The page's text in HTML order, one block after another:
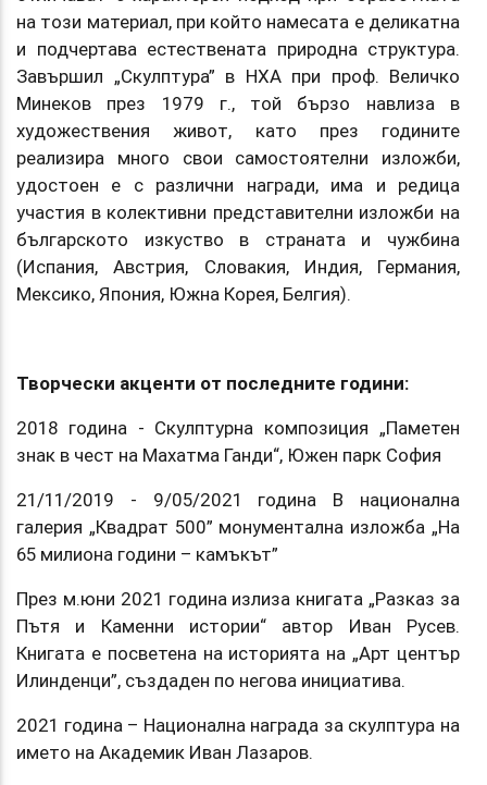
на този материал, при който намесата е деликатна
и подчертава естествената природна структура.
Завършил „Скулптура” в НХА при проф. Величко
Минеков през 1979 г., той бързо навлиза в
художествения живот, като през годините
реализира много свои самостоятелни изложби,
удостоен е с различни награди, има и редица
участия в колективни представителни изложби на
българското изкуство в страната и чужбина
(Испания, Австрия, Словакия, Индия, Германия,
Мексико, Япония, Южна Корея, Белгия).
Творчески акценти от последните години:
2018 година - Скулптурна композиция „Паметен
знак в чест на Махатма Ганди“, Южен парк София
21/11/2019 - 9/05/2021 година В национална
галерия „Квадрат 500” монументална изложба „На
65 милиона години – камъкът”
През м.юни 2021 година излиза книгата „Разказ за
Пътя и Каменни истории“ автор Иван Русев.
Книгата е посветена на историята на „Арт център
Илинденци”, създаден по негова инициатива.
2021 година – Национална награда за скулптура на
името на Академик Иван Лазаров.